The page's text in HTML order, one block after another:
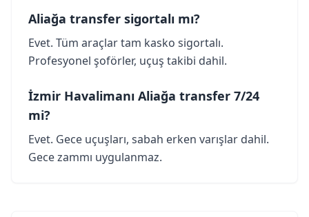
Aliağa transfer sigortalı mı?
Evet. Tüm araçlar tam kasko sigortalı.
Profesyonel şoförler, uçuş takibi dahil.
İzmir Havalimanı Aliağa transfer 7/24
mi?
Evet. Gece uçuşları, sabah erken varışlar dahil.
Gece zammı uygulanmaz.